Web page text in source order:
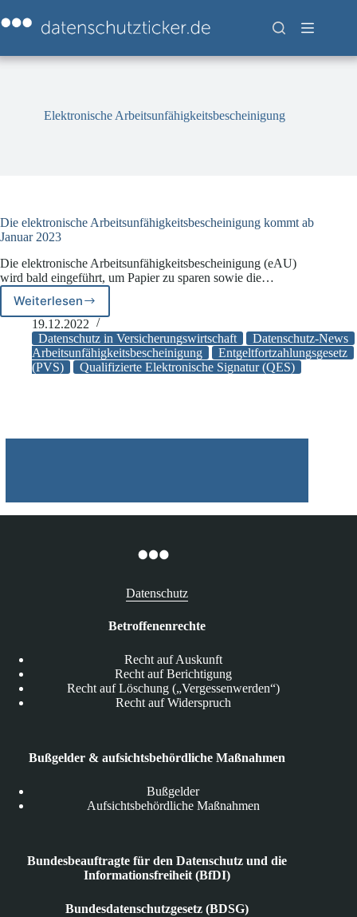
Inhalt
springen
Elektronische Arbeitsunfähigkeitsbescheinigung
Die elektronische Arbeitsunfähigkeitsbescheinigung kommt ab
Januar 2023
Die elektronische Arbeitsunfähigkeitsbescheinigung (eAU)
wird bald eingeführt, um Papier zu sparen sowie die…
Weiterlesen
Die
elektronische
Arbeitsunfähigkeitsbescheinigung
kommt
ab
19.12.2022
Datenschutz in Versicherungswirtschaft
Datenschutz-News
Arbeitsunfähigkeitsbescheinigung
Entgeltfortzahlungsgesetz
(PVS)
Qualifizierte Elektronische Signatur (QES)
Datenschutz
Betroffenenrechte
Recht auf Auskunft
Recht auf Berichtigung
Recht auf Löschung („Vergessenwerden“)
Recht auf Widerspruch
Bußgelder & aufsichtsbehördliche Maßnahmen
Bußgelder
Aufsichtsbehördliche Maßnahmen
Bundesbeauftragte für den Datenschutz und die
Informationsfreiheit (BfDI)
Bundesdatenschutzgesetz (BDSG)